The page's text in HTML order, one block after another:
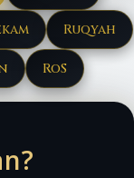
Ruqyah
RoS